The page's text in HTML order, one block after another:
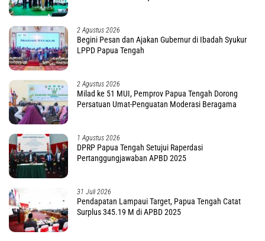
2 Agustus 2026
Begini Pesan dan Ajakan Gubernur di Ibadah Syukur
LPPD Papua Tengah
2 Agustus 2026
Milad ke 51 MUI, Pemprov Papua Tengah Dorong
Persatuan Umat-Penguatan Moderasi Beragama
1 Agustus 2026
DPRP Papua Tengah Setujui Raperdasi
Pertanggungjawaban APBD 2025
31 Juli 2026
Pendapatan Lampaui Target, Papua Tengah Catat
Surplus 345.19 M di APBD 2025